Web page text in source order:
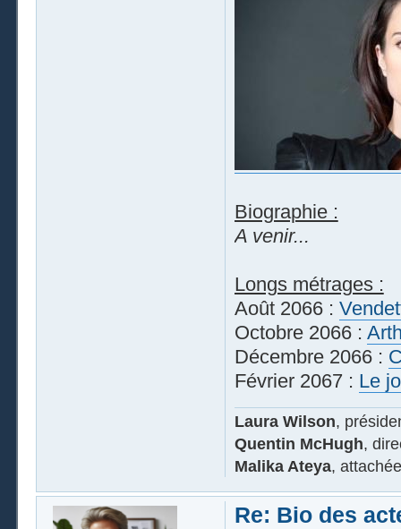
Biographie :
A venir...
Longs métrages :
Août 2066 :
Octobre 2066 :
Décembre 2066 :
Février 2067 : Le
Laura Wilson,
Quentin McHugh,
Malika Ateya,
Re: Bio des